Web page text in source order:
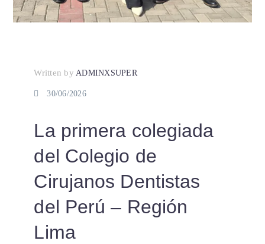
Written by ADMINXSUPER
30/06/2026
La primera colegiada
del Colegio de
Cirujanos Dentistas
del Perú – Región
Lima